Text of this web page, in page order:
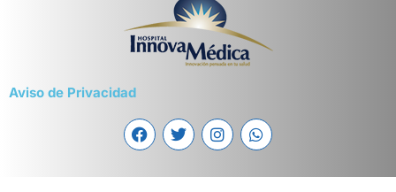
Aviso de Privacidad